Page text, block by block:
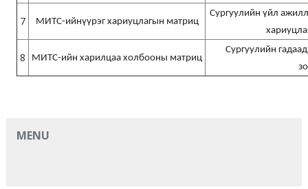
7 МИТС-ийнүүрэг хариуцлагын матриц
Сургуулийн үйл
8 МИТС-ийн харилцаа холбооны матриц
Сургуулийн
MENU